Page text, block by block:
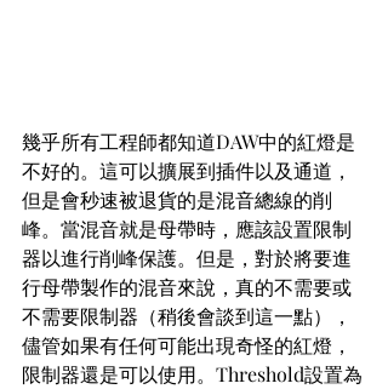
幾乎所有工程師都知道DAW中的紅燈是
不好的。這可以擴展到插件以及通道，
但是會秒速被退貨的是混音總線的削
峰。當混音就是母帶時，應該設置限制
器以進行削峰保護。但是，對於將要進
行母帶製作的混音來說，真的不需要或
不需要限制器（稍後會談到這一點），
儘管如果有任何可能出現奇怪的紅燈，
限制器還是可以使用。Threshold設置為